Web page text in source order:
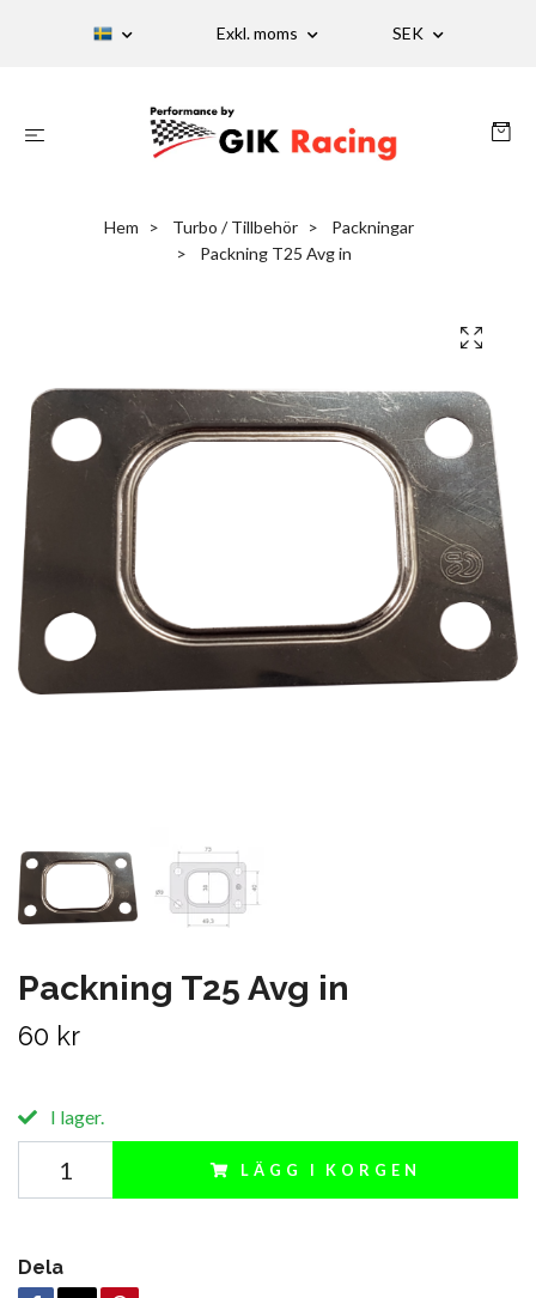
Exkl. moms SEK
Hem Turbo / Tillbehör
Packningar
Packning T25 Avg in
Packning T25 Avg in
60 kr
I lager.
LÄGG I KORGEN
Dela